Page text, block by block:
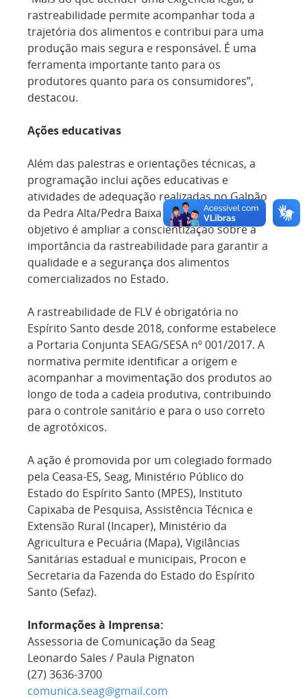
rastreabilidade permite acompanhar toda a
trajetória dos alimentos e contribui para uma
produção mais segura e responsável. É uma
ferramenta importante tanto para os
produtores quanto para os consumidores”,
destacou.
Ações educativas
Além das palestras e orientações técnicas, a
programação inclui ações educativas e
atividades de adequação realizadas no Galpão
da Pedra Alta/Pedra Baixa da Ceasa-ES. O
objetivo é ampliar a conscientização sobre a
importância da rastreabilidade para garantir a
qualidade e a segurança dos alimentos
comercializados no Estado.
A rastreabilidade de FLV é obrigatória no
Espírito Santo desde 2018, conforme estabelece
a Portaria Conjunta SEAG/SESA nº 001/2017. A
normativa permite identificar a origem e
acompanhar a movimentação dos produtos ao
longo de toda a cadeia produtiva, contribuindo
para o controle sanitário e para o uso correto
de agrotóxicos.
A ação é promovida por um colegiado formado
pela Ceasa-ES, Seag, Ministério Público do
Estado do Espírito Santo (MPES), Instituto
Capixaba de Pesquisa, Assistência Técnica e
Extensão Rural (Incaper), Ministério da
Agricultura e Pecuária (Mapa), Vigilâncias
Sanitárias estadual e municipais, Procon e
Secretaria da Fazenda do Estado do Espírito
Santo (Sefaz).
Informações à Imprensa:
Assessoria de Comunicação da Seag
Leonardo Sales / Paula Pignaton
(27) 3636-3700
comunica.seag@gmail.com